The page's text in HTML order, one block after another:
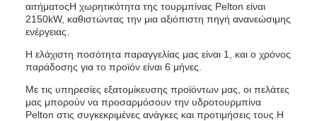
αιτήματοςΗ χωρητικότητα της τουρμπίνας Pelton είναι
2150kW, καθιστώντας την μια αξιόπιστη πηγή ανανεώσιμης
ενέργειας.
Η ελάχιστη ποσότητα παραγγελίας μας είναι 1, και ο χρόνος
παράδοσης για το προϊόν είναι 6 μήνες.
Με τις υπηρεσίες εξατομίκευσης προϊόντων μας, οι πελάτες
μας μπορούν να προσαρμόσουν την υδροτουρμπίνα
Pelton στις συγκεκριμένες ανάγκες και προτιμήσεις τους.Η